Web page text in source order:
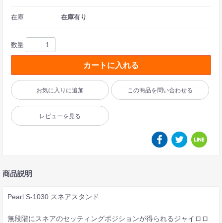
在庫 在庫有り
数量
カートに入れる
お気に入りに追加 この商品を問い合わせる
レビューを見る
商品説明
Pearl S-1030 スネアスタンド
無段階にスネアのセッティングポジションが得られるジャイロロ